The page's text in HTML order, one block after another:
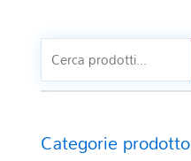
Categorie prodotto